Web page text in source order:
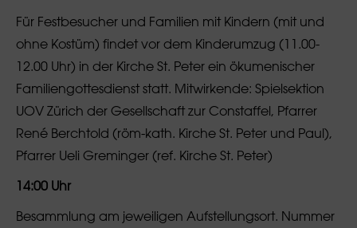
Für Festbesucher und Familien mit Kindern (mit und
ohne Kostüm) findet vor dem Kinderumzug (11.00-
12.00 Uhr) in der Kirche St. Peter ein ökumenischer
Familiengottesdienst statt. Mitwirkende: Spielsektion
UOV Zürich der Gesellschaft zur Constaffel, Pfarrer
René Berchtold (röm-kath. Kirche St. Peter und Paul),
Pfarrer Ueli Greminger (ref. Kirche St. Peter)
14:00 Uhr
Besammlung am jeweiligen Aufstellungsort. Nummer